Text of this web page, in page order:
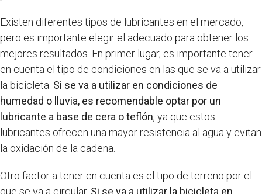
Existen diferentes tipos de lubricantes en el mercado,
pero es importante elegir el adecuado para obtener los
mejores resultados. En primer lugar, es importante tener
en cuenta el tipo de condiciones en las que se va a utilizar
la bicicleta. Si se va a utilizar en condiciones de
humedad o lluvia, es recomendable optar por un
lubricante a base de cera o teflón, ya que estos
lubricantes ofrecen una mayor resistencia al agua y evitan
la oxidación de la cadena.
Otro factor a tener en cuenta es el tipo de terreno por el
que se va a circular. Si se va a utilizar la bicicleta en